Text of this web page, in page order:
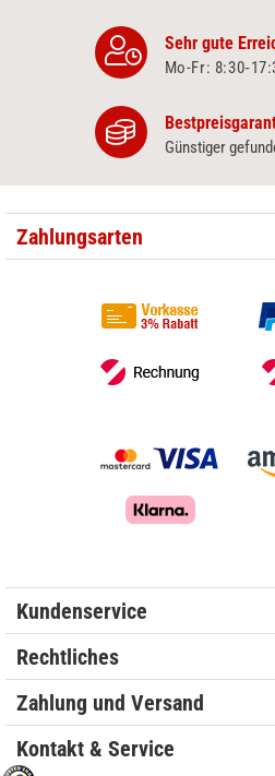
Sehr gute
Mo-Fr:
Günstiger
Zahlungsarten
Kundenservice
Rechtliches
Zahlung und Versand
Kontakt & Service